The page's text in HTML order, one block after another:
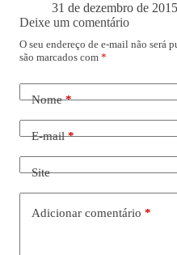
31 de dezembro de 2015
Deixe um comentário
O seu endereço de e-mail não será
são marcados com *
Nome*
E-mail*
Site
Adicionar comentário *